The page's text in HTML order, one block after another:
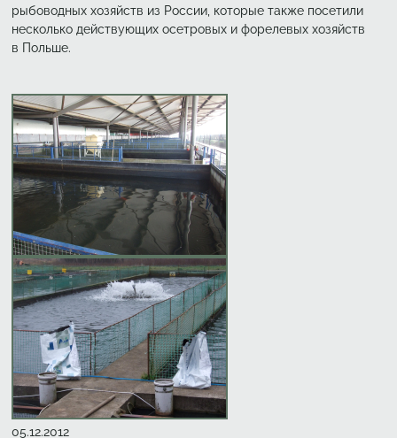
рыбоводных хозяйств из России, которые также посетили
несколько действующих осетровых и форелевых хозяйств
в Польше.
Создано
05.12.2012